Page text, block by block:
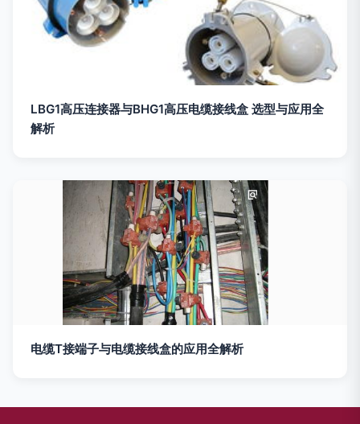
LBG1高压连接器与BHG1高压电缆接线盒 选型与应用全
解析
电缆T接端子与电缆接线盒的应用全解析